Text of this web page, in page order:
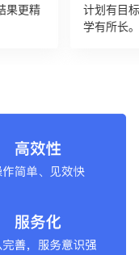
果更精
计划有目
学有所长。